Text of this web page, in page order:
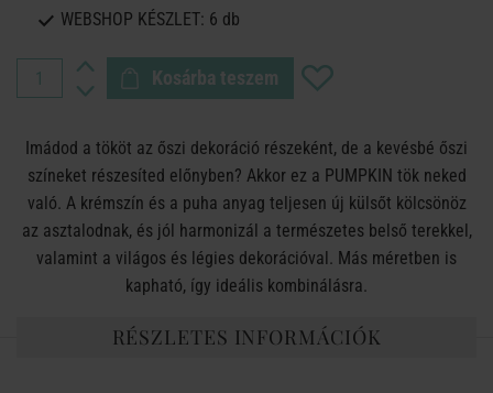
WEBSHOP KÉSZLET: 6 db
Kosárba teszem
Imádod a tököt az őszi dekoráció részeként, de a kevésbé őszi
színeket részesíted előnyben? Akkor ez a PUMPKIN tök neked
való. A krémszín és a puha anyag teljesen új külsőt kölcsönöz
az asztalodnak, és jól harmonizál a természetes belső terekkel,
valamint a világos és légies dekorációval. Más méretben is
kapható, így ideális kombinálásra.
RÉSZLETES INFORMÁCIÓK